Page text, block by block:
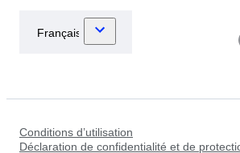
Conditions d’utilisation
Déclaration de confidentialité et de